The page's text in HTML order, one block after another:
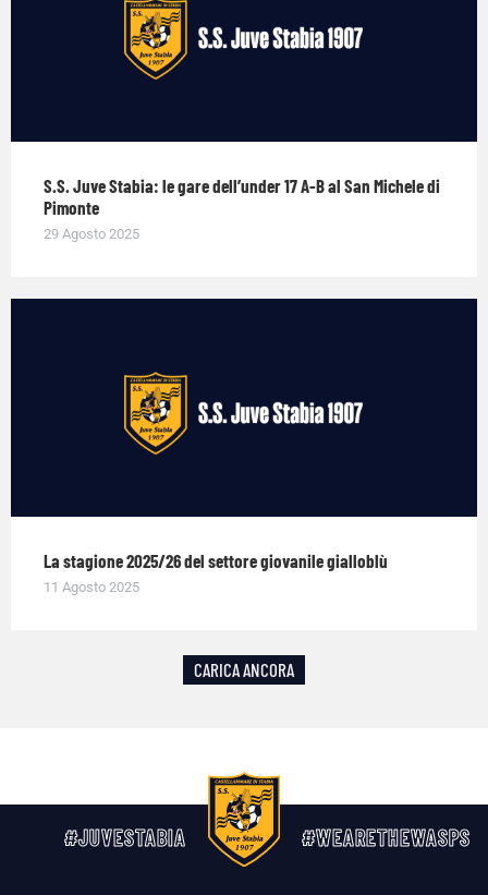
S.S. Juve Stabia: le gare dell’under 17 A-B al San Michele di
Pimonte
29 Agosto 2025
La stagione 2025/26 del settore giovanile gialloblù
11 Agosto 2025
CARICA ANCORA
#JUVESTABIA #WEARETHEWASPS